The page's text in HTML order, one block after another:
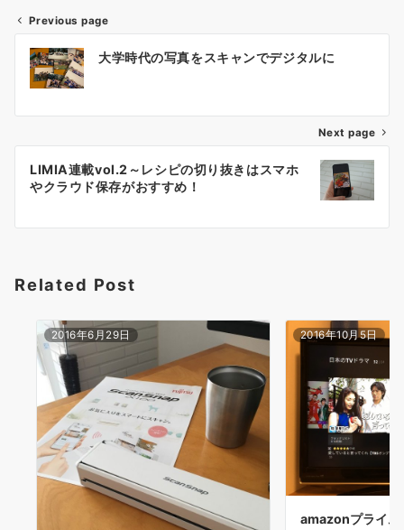
投
ナ
ビ
ゲ
シ
ン
Previous page
大学時代の写真をスキャンでデジタルに
Next page
LIMIA連載vol.2～レシピの切り抜きはスマホ
やクラウド保存がおすすめ！
Related Post
2016年6月29日 2016年10月5日
amazonプライム